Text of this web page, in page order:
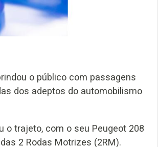
o público com passagens
dos adeptos do automobilismo
o trajeto, com o seu Peugeot 208
2 Rodas Motrizes (2RM).